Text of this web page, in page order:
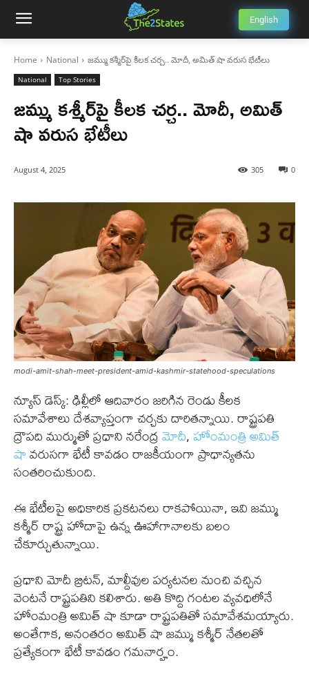
English
Home National జమ్ము కశ్మీర్‌పై కీలక చర్చ.. మోదీ, అమిత్ షా వరుస భేటీలు
National Top Stories
జమ్ము కశ్మీర్‌పై కీలక చర్చ.. మోదీ, అమిత్
షా వరుస భేటీలు
August 4, 2025 0
305
modi-amit-shah-meet-president-amid-kashmir-statehood-speculations
న్యూస్ డెస్క్: ఢిల్లీలో ఆదివారం జరిగిన రెండు కీలక
సమావేశాలు దేశవ్యాప్తంగా చర్చకు దారితన్నాయి. రాష్ట్రపతి
ద్రౌపది ముర్ముతో ప్రధాని నరేంద్రమోదీ,హోంమంత్రి అమిత్
షావరుసగా భేటీ కావడం రాజకీయంగా ప్రాధాన్యతను
సంతరించుకుంది.
ఈ భేటీలపై అధికారిక ప్రకటనలు రాకపోయినా, ఇవి జమ్ము
కశ్మీర్ రాష్ట్ర హోదాపై ఉన్న ఊహాగానాలకు బలం
చేకూర్చుతున్నాయి.
ప్రధాని మోదీ బ్రిటన్, మాల్దీవుల పర్యటనల నుంచి వచ్చిన
వెంటనే రాష్ట్రపతిని కలిశారు. అతి కొద్ది గంటల వ్యవధిలోనే
హోంమంత్రి అమిత్ షా కూడా రాష్ట్రపతితో సమావేశమయ్యారు.
అంతేగాక, అనంతరం అమిత్ షా జమ్ము కశ్మీర్ నేతలతో
ప్రత్యేకంగా భేటీ కావడం గమనార్హం.